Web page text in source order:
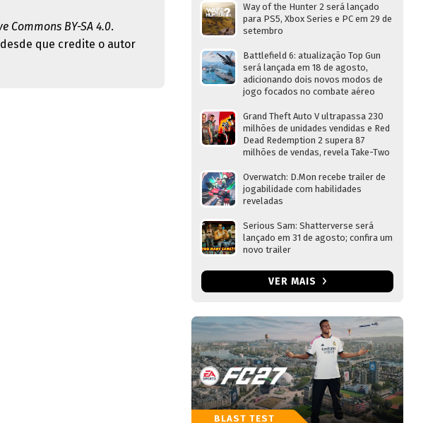
Commons BY-SA 4.0.
que credite o autor
Way of the Hunter 2 será lançado
para PS5, Xbox Series e PC em 29 de
setembro
Battlefield 6: atualização Top Gun
será lançada em 18 de agosto,
adicionando dois novos modos de
jogo focados no combate aéreo
Grand Theft Auto V ultrapassa 230
milhões de unidades vendidas e Red
Dead Redemption 2 supera 87
milhões de vendas, revela Take-Two
Overwatch: D.Mon recebe trailer de
jogabilidade com habilidades
reveladas
Serious Sam: Shatterverse será
lançado em 31 de agosto; confira um
novo trailer
VER MAIS
BLAST TEST